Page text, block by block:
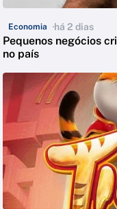
Economia há 2 dias
Pequenos negócios
no país